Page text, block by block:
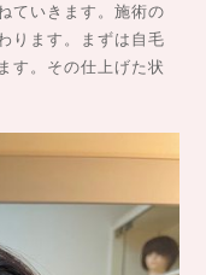
ていきます。施術の
ります。まずは自毛
す。その仕上げた状